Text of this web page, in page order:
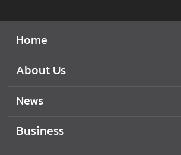
f
h
i
a
d
Home
About Us
News
Business